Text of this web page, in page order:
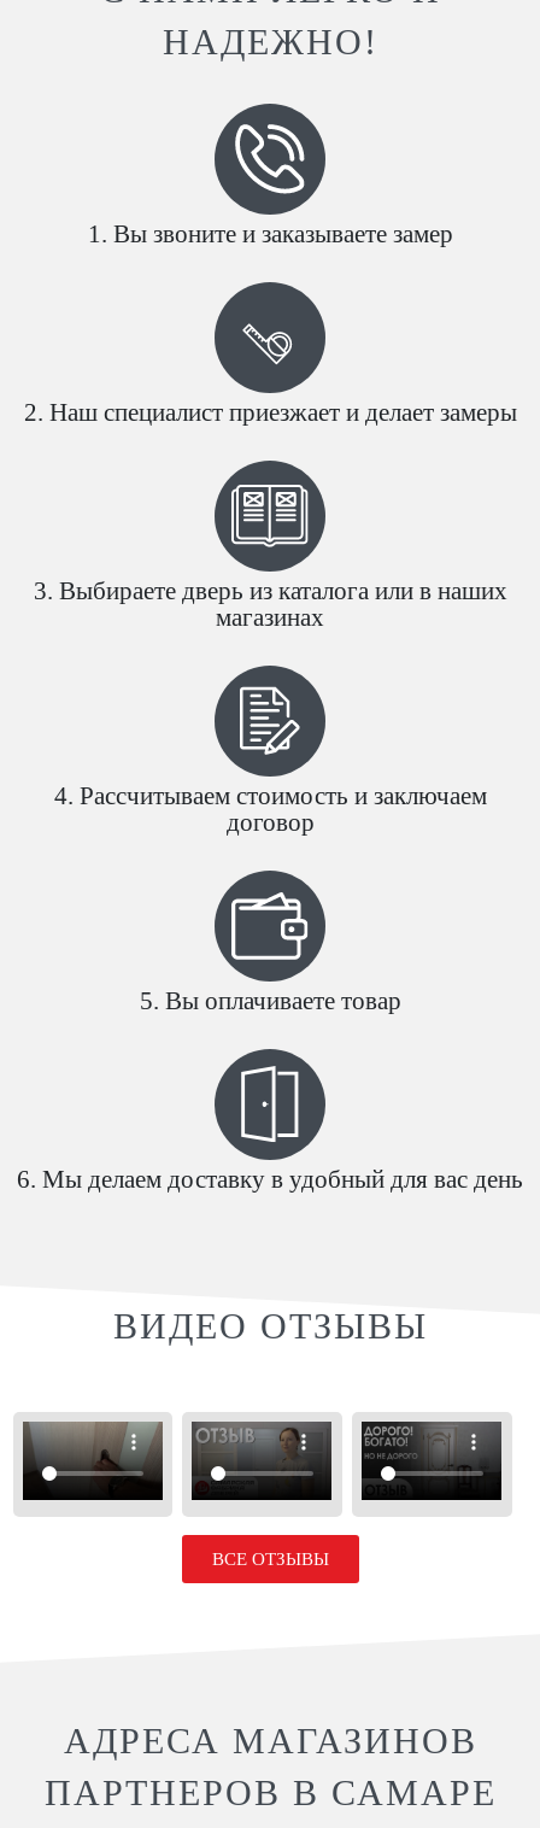
НАДЕЖНО!
Вы звоните и заказываете замер
Наш специалист приезжает и делает замеры
Выбираете дверь из каталога или в наших
магазинах
Рассчитываем стоимость и заключаем
договор
Вы оплачиваете товар
Мы делаем доставку в удобный для вас день
ВИДЕО ОТЗЫВЫ
ВСЕ ОТЗЫВЫ
АДРЕСА МАГАЗИНОВ
ПАРТНЕРОВ В САМАРЕ